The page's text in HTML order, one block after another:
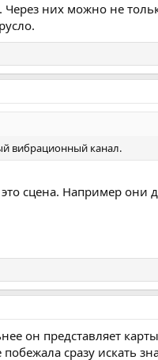
них можно не
вибрационный канал.
сцена. Например они
он представляет
сразу искать